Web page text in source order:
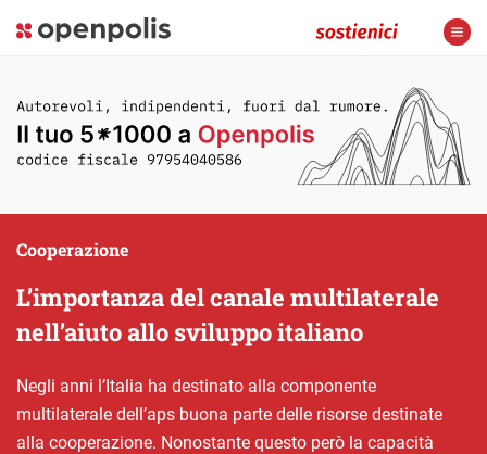
L’importanza del canale multilaterale
nell’aiuto allo sviluppo italiano
Cooperazione
Negli anni l’Italia ha destinato alla componente
multilaterale dell’aps buona parte delle risorse destinate
alla cooperazione. Nonostante questo però la capacità